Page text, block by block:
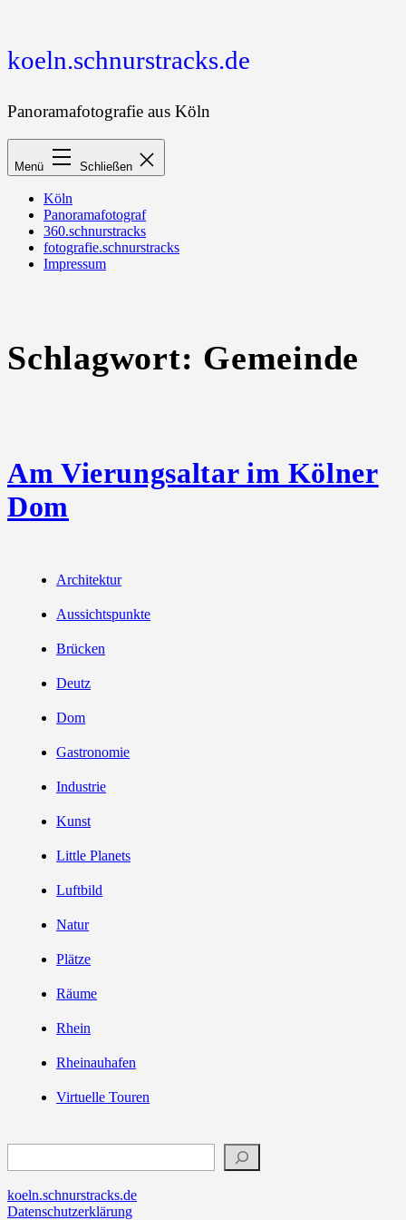
koeln.schnurstracks.de
Panoramafotografie aus Köln
Menü Schließen
Köln
Panoramafotograf
360.schnurstracks
fotografie.schnurstracks
Impressum
Schlagwort: Gemeinde
Am Vierungsaltar im Kölner
Dom
Architektur
Aussichtspunkte
Brücken
Deutz
Dom
Gastronomie
Industrie
Kunst
Little Planets
Luftbild
Natur
Plätze
Räume
Rhein
Rheinauhafen
Virtuelle Touren
koeln.schnurstracks.de
Datenschutzerklärung